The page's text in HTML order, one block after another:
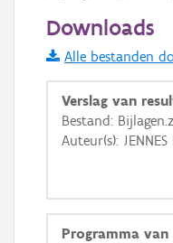
Informatie
i
+ −
Downloads
Alle bestanden
Verslag van
Bestand:
Auteur(s):
Programma van